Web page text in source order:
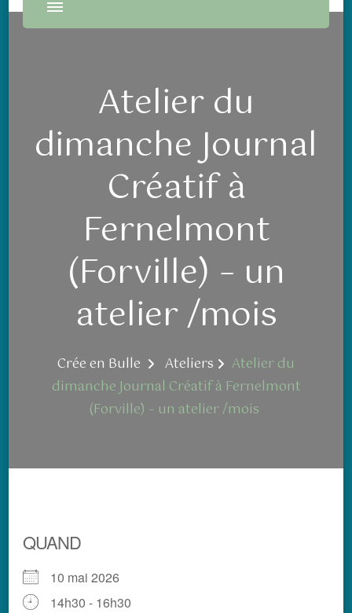
Atelier du
dimanche Journal
Créatif à
Fernelmont
(Forville) – un
atelier /mois
Crée en Bulle Ateliers
Atelier du
dimanche Journal Créatif à Fernelmont
(Forville) – un atelier /mois
QUAND
10 mai 2026
14h30 - 16h30